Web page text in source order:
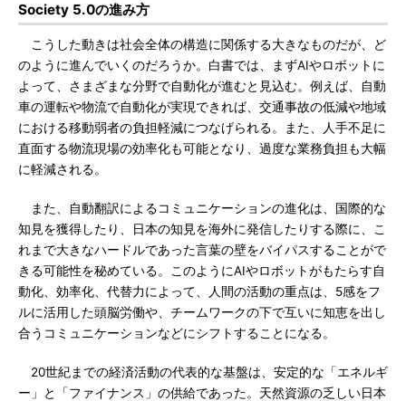
Society 5.0の進み方
こうした動きは社会全体の構造に関係する大きなものだが、ど
のように進んでいくのだろうか。白書では、まずAIやロボットに
よって、さまざまな分野で自動化が進むと見込む。例えば、自動
車の運転や物流で自動化が実現できれば、交通事故の低減や地域
における移動弱者の負担軽減につなげられる。また、人手不足に
直面する物流現場の効率化も可能となり、過度な業務負担も大幅
に軽減される。
また、自動翻訳によるコミュニケーションの進化は、国際的な
知見を獲得したり、日本の知見を海外に発信したりする際に、こ
れまで大きなハードルであった言葉の壁をバイパスすることがで
きる可能性を秘めている。このようにAIやロボットがもたらす自
動化、効率化、代替力によって、人間の活動の重点は、5感をフ
ルに活用した頭脳労働や、チームワークの下で互いに知恵を出し
合うコミュニケーションなどにシフトすることになる。
20世紀までの経済活動の代表的な基盤は、安定的な「エネルギ
ー」と「ファイナンス」の供給であった。天然資源の乏しい日本